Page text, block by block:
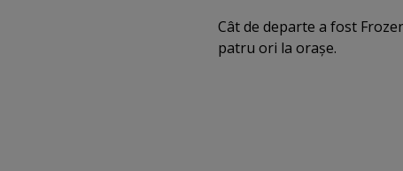
Cât de departe a fost
patru ori la oraşe.